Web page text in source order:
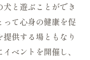
と遊ぶことができ
って心身の健康を促
供する場ともなり
ベントを開催し、